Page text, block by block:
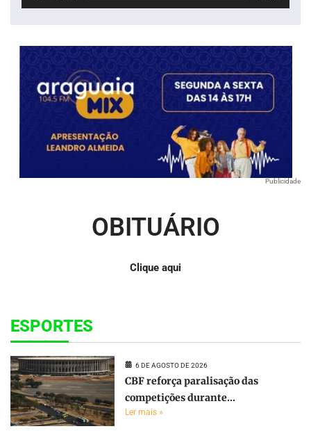
Publicidade
OBITUÁRIO
Clique aqui
ESPORTES
6 DE AGOSTO DE 2026
CBF reforça paralisação das
competições durante...
Ler mais »